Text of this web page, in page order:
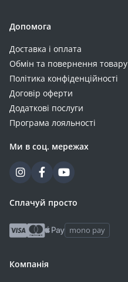
Допомога
Доставка і оплата
Обмін та повернення товару
Політика конфіденційності
Договір оферти
Додаткові послуги
Програма лояльності
Ми в соц. мережах
Сплачуй просто
mono pay
Компанія